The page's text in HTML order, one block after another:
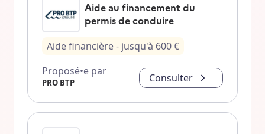
Aide au financement du
permis de conduire
Aide financière- jusqu'à 600€
Proposé•e par
PRO BTP Consulter